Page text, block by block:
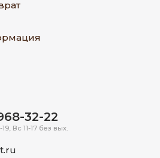
32-22
Вс 11-17 без вых.